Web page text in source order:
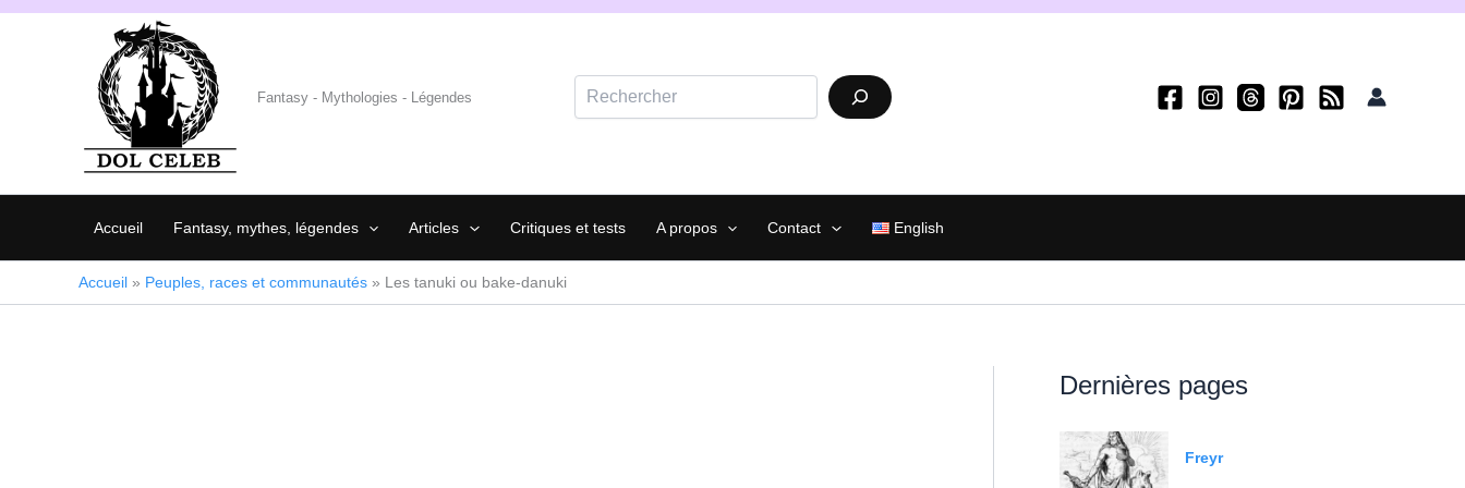
Aller
Fantasy - Mythologies - Légendes
Accueil Fantasy, mythes, légendes Articles Critiques et tests A propos Contact English
Accueil » Peuples, races et communautés » Les tanuki ou bake-danuki
Dernières pages
Freyr